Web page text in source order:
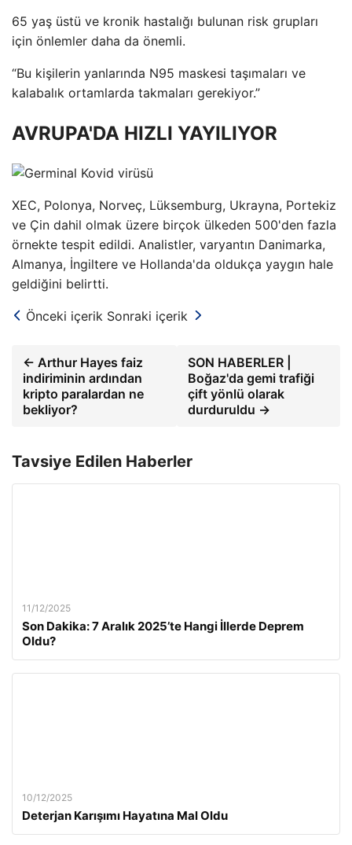
65 yaş üstü ve kronik hastalığı bulunan risk grupları
için önlemler daha da önemli.
“Bu kişilerin yanlarında N95 maskesi taşımaları ve
kalabalık ortamlarda takmaları gerekiyor.”
AVRUPA'DA HIZLI YAYILIYOR
XEC, Polonya, Norveç, Lüksemburg, Ukrayna, Portekiz
ve Çin dahil olmak üzere birçok ülkeden 500'den fazla
örnekte tespit edildi. Analistler, varyantın Danimarka,
Almanya, İngiltere ve Hollanda'da oldukça yaygın hale
geldiğini belirtti.
Önceki içerik Sonraki içerik
← Arthur Hayes faiz
indiriminin ardından
kripto paralardan ne
bekliyor?
SON HABERLER |
Boğaz'da gemi trafiği
çift yönlü olarak
durduruldu →
Tavsiye Edilen Haberler
11/12/2025
Son Dakika: 7 Aralık 2025’te Hangi İllerde Deprem
Oldu?
10/12/2025
Deterjan Karışımı Hayatına Mal Oldu